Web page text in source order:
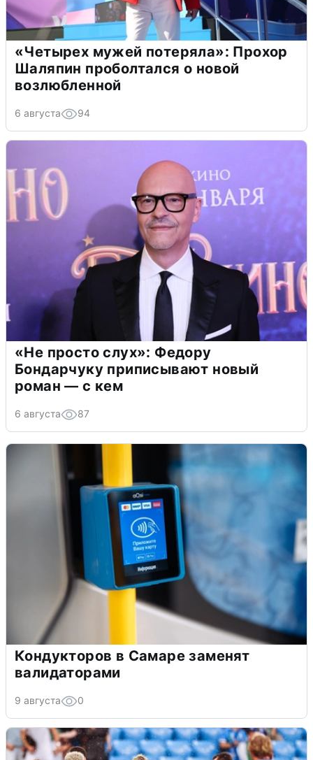
«Четырех мужей потеряла»: Прохор
Шаляпин проболтался о новой
возлюбленной
6 августа 94
«Не просто слух»: Федору
Бондарчуку приписывают новый
роман — с кем
6 августа 87
Кондукторов в Самаре заменят
валидаторами
9 августа 0